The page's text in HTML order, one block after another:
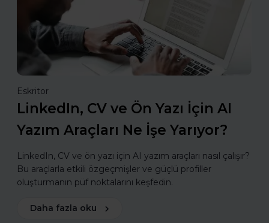
Eskritor
LinkedIn, CV ve Ön Yazı İçin AI
Yazım Araçları Ne İşe Yarıyor?
LinkedIn, CV ve ön yazı için AI yazım araçları nasıl çalışır?
Bu araçlarla etkili özgeçmişler ve güçlü profiller
oluşturmanın püf noktalarını keşfedin.
Daha fazla oku